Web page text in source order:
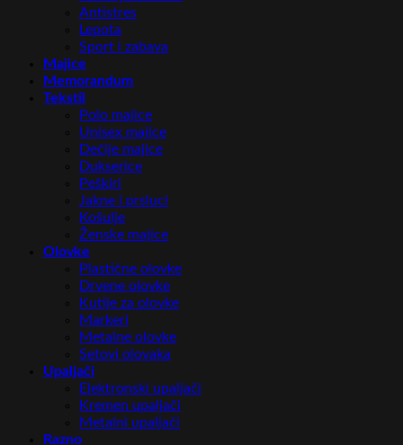
Antistres
Lepota
Sport i zabava
Majice
Memorandum
Tekstil
Polo majice
Unisex majice
Dečije majice
Dukserice
Peškiri
Jakne i prsluci
Košulje
Ženske majice
Olovke
Plastične olovke
Drvene olovke
Kutije za olovke
Markeri
Metalne olovke
Setovi olovaka
Upaljači
Elektronski upaljači
Kremen upaljači
Metalni upaljači
Razno